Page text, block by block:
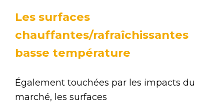
Les surfaces
chauffantes/rafraîchissantes
basse température
Également touchées par les impacts du
marché, les surfaces